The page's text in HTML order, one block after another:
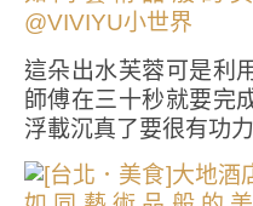
這朵出水芙蓉可是利
師傅在三十秒就要完
浮載沉真了要很有功